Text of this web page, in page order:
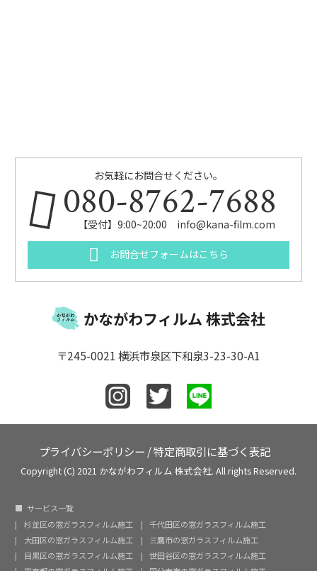
お気軽にお問合せください。
080-8762-7688
【受付】9:00~20:00 info@kana-film.com
お問合せフォームはこちら
かながわフィルム 株式会社
〒245-0021 横浜市泉区下和泉3-23-30-A1
プライバシーポリシー /特定商取引に基づく表記
Copyright (C) 2021 かながわフィルム 株式会社. All rights Reserved.
サービス一覧
杉並区の窓ガラスフィルム施工
千代田区の窓ガラスフィルム施工
大田区の窓ガラスフィルム施工
三鷹市の窓ガラスフィルム施工
目黒区の窓ガラスフィルム施工
世田谷区の窓ガラスフィルム施工